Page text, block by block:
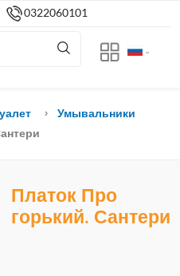
0322060101
Умывальники
Платок Про
горький. Сантери